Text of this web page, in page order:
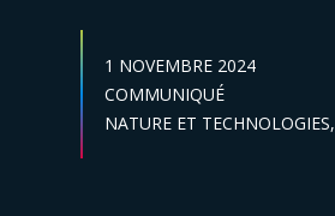
DATE DE PUBLICATION :
1 NOVEMBRE 2024
Catégories :
COMMUNIQUÉ
Secteur :
NATURE ET TECHNOLOGIES,